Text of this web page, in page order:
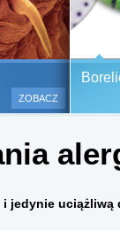
testy alergiczne
oraz zabiegi
i nacinania,
ważne w przypadku
ZOBACZ
jedynie